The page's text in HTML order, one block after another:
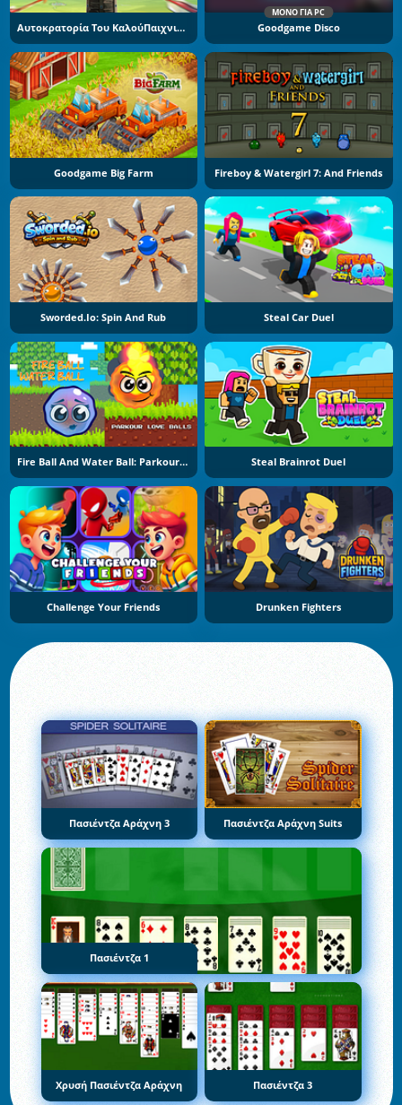
Αυτοκρατορία Του ΚαλούΠαιχνιδιού
ΜΌΝΟ ΓΙΑ PC
Goodgame Disco
Goodgame Big Farm Fireboy & Watergirl 7: And Friends
Sworded.io: Spin And Rub Steal Car Duel
Fire Ball And Water Ball: Parkour Love Balls Steal Brainrot Duel
Challenge Your Friends Drunken Fighters
Πασιέντζα Αράχνη 3 Πασιέντζα Αράχνη Suits
Πασιέντζα 1
Χρυσή Πασιέντζα Αράχνη Πασιέντζα 3